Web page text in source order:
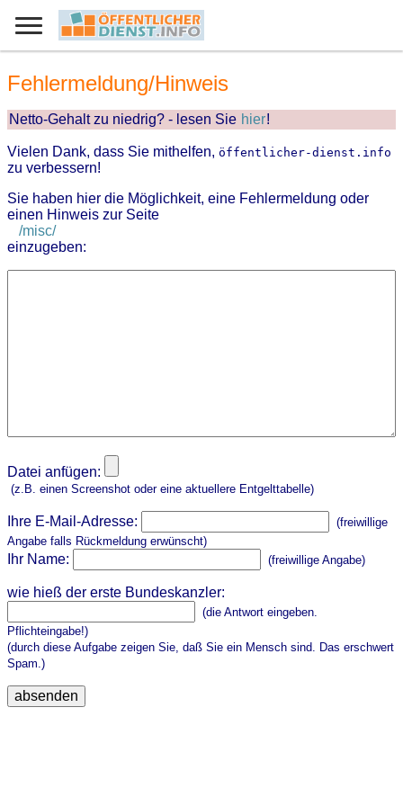
Fehlermeldung/Hinweis
Netto-Gehalt zu niedrig? - lesen Sie hier!
Vielen Dank, dass Sie mithelfen, öffentlicher-dienst.info
zu verbessern!
Sie haben hier die Möglichkeit, eine Fehlermeldung oder
einen Hinweis zur Seite
/misc/
einzugeben:
Datei anfügen:
(z.B. einen Screenshot oder eine aktuellere Entgelttabelle)
Ihre E-Mail-Adresse:
(freiwillige
Angabe falls Rückmeldung erwünscht)
Ihr Name: (freiwillige Angabe)
wie hieß der erste Bundeskanzler:
(die Antwort eingeben.
Pflichteingabe!)
(durch diese Aufgabe zeigen Sie, daß Sie ein Mensch sind. Das erschwert
Spam.)